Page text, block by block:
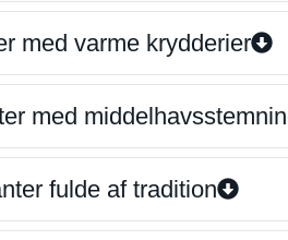
med varme krydderier
med
fulde af tradition